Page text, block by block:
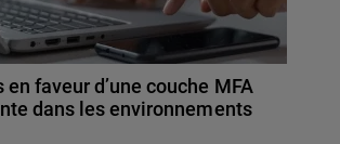
faveur d’une couche MFA
dans les environnements